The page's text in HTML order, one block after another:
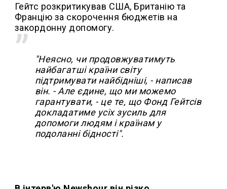
Гейтс розкритикував США, Британію та
Францію за скорочення бюджетів на
закордонну допомогу.
"Неясно, чи продовжуватимуть
найбагатші країни світу
підтримувати найбідніші, - написав
він. - Але єдине, що ми можемо
гарантувати, - це те, що Фонд Гейтсів
докладатиме усіх зусиль для
допомоги людям і країнам у
подоланні бідності".